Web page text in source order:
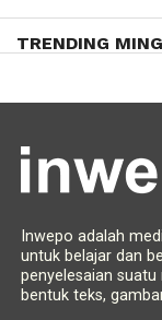
TRENDING
Inwepo adalah
untuk belajar dan
penyelesaian
bentuk teks,